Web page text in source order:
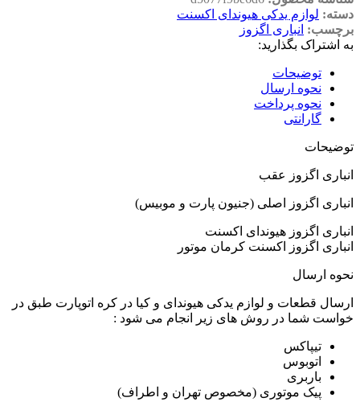
دسته: لوازم یدکی هیوندای اکسنت
برچسب: انباری اگزوز
به اشتراک بگذارید:
توضیحات
نحوه ارسال
نحوه پرداخت
گارانتی
توضیحات
انباری اگزوز عقب
انباری اگزوز اصلی (جنیون پارت و موبیس)
انباری اگزوز هیوندای اکسنت
انباری اگزوز اکسنت کرمان موتور
نحوه ارسال
ارسال قطعات و لوازم یدکی هیوندای و کیا در کره اتوپارت طبق در
خواست شما در روش های زیر انجام می شود :
تیپاکس
اتوبوس
باربری
پیک موتوری (مخصوص تهران و اطراف)